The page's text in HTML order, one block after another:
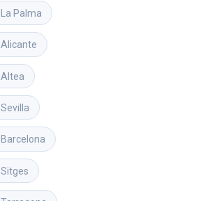
La Palma
Alicante
Altea
Sevilla
Barcelona
Sitges